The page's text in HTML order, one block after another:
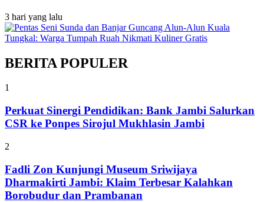
3 hari yang lalu
BERITA POPULER
1
Perkuat Sinergi Pendidikan: Bank Jambi Salurkan
CSR ke Ponpes Sirojul Mukhlasin Jambi
2
Fadli Zon Kunjungi Museum Sriwijaya
Dharmakirti Jambi: Klaim Terbesar Kalahkan
Borobudur dan Prambanan